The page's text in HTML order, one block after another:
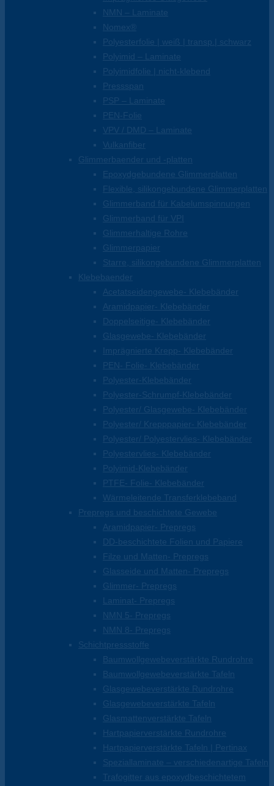
NMN – Laminate
Nomex®
Polyesterfolie | weiß | transp.| schwarz
Polyimid – Laminate
Polyimidfolie | nicht-klebend
Pressspan
PSP – Laminate
PEN-Folie
VPV / DMD – Laminate
Vulkanfiber
Glimmerbaender und -platten
Epoxydgebundene Glimmerplatten
Flexible, silikongebundene Glimmerplatten
Glimmerband für Kabelumspinnungen
Glimmerband für VPI
Glimmerhaltige Rohre
Glimmerpapier
Starre, silikongebundene Glimmerplatten
Klebebaender
Acetatseidengewebe- Klebebänder
Aramidpapier- Klebebänder
Doppelseitige- Klebebänder
Glasgewebe- Klebebänder
Imprägnierte Krepp- Klebebänder
PEN- Folie- Klebebänder
Polyester-Klebebänder
Polyester-Schrumpf-Klebebänder
Polyester/ Glasgewebe- Klebebänder
Polyester/ Krepppapier- Klebebänder
Polyester/ Polyestervlies- Klebebänder
Polyestervlies- Klebebänder
Polyimid-Klebebänder
PTFE- Folie- Klebebänder
Wärmeleitende Transferklebeband
Prepregs und beschichtete Gewebe
Aramidpapier- Prepregs
DD-beschichtete Folien und Papiere
Filze und Matten- Prepregs
Glasseide und Matten- Prepregs
Glimmer- Prepregs
Laminat- Prepregs
NMN 5- Prepregs
NMN 8- Prepregs
Schichtpressstoffe
Baumwollgewebeverstärkte Rundrohre
Baumwollgewebeverstärkte Tafeln
Glasgewebeverstärkte Rundrohre
Glasgewebeverstärkte Tafeln
Glasmattenverstärkte Tafeln
Hartpapierverstärkte Rundrohre
Hartpapierverstärkte Tafeln | Pertinax
Speziallaminate – verschiedenartige Tafeln
Trafogitter aus epoxydbeschichtetem